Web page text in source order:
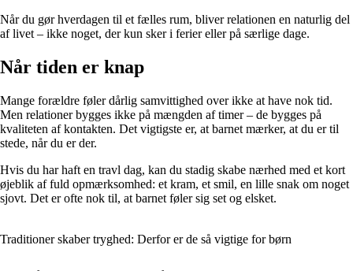
Når du gør hverdagen til et fælles rum, bliver relationen en naturlig del
af livet – ikke noget, der kun sker i ferier eller på særlige dage.
Når tiden er knap
Mange forældre føler dårlig samvittighed over ikke at have nok tid.
Men relationer bygges ikke på mængden af timer – de bygges på
kvaliteten af kontakten. Det vigtigste er, at barnet mærker, at du er til
stede, når du er der.
Hvis du har haft en travl dag, kan du stadig skabe nærhed med et kort
øjeblik af fuld opmærksomhed: et kram, et smil, en lille snak om noget
sjovt. Det er ofte nok til, at barnet føler sig set og elsket.
Traditioner skaber tryghed: Derfor er de så vigtige for børn